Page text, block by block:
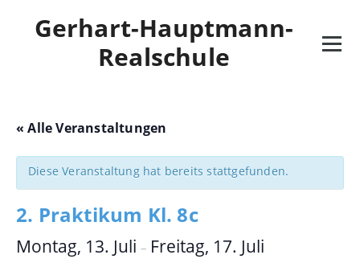
contentGerhart-Hauptmann-
Realschule
« Alle Veranstaltungen
Diese Veranstaltung hat bereits stattgefunden.
2. Praktikum Kl. 8c
Montag, 13. Juli – Freitag, 17. Juli